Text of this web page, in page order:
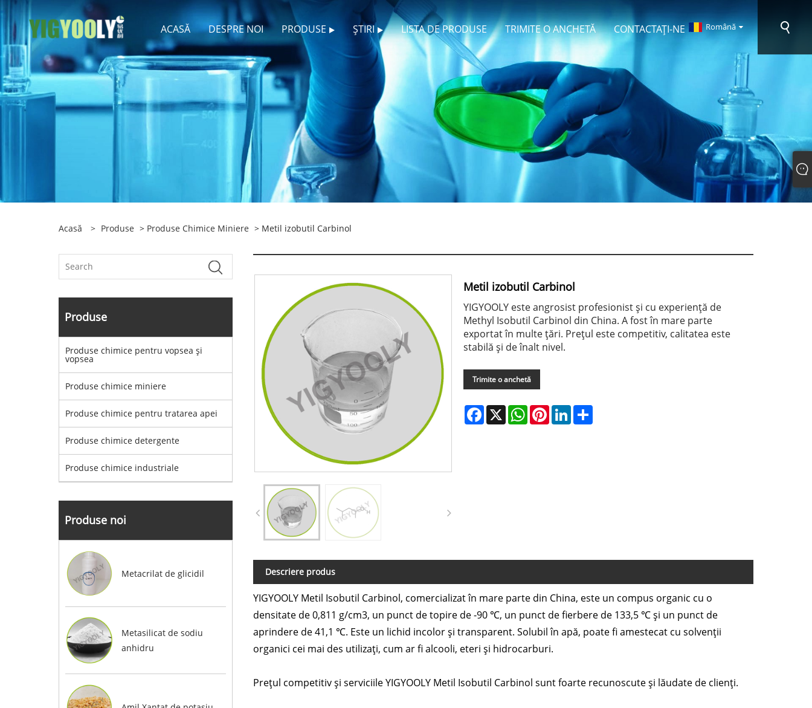
ACASĂ DESPRE NOI PRODUSE ȘTIRI LISTA DE PRODUSE TRIMITE O ANCHETĂ CONTACTAŢI-NE Română
Acasă > Produse > Produse Chimice Miniere > Metil izobutil Carbinol
Produse
Produse chimice pentru vopsea și
vopsea
Produse chimice miniere
Produse chimice pentru tratarea apei
Produse chimice detergente
Produse chimice industriale
Produse noi
Metacrilat de glicidil
Metasilicat de sodiu
anhidru
Metil izobutil Carbinol
YIGYOOLY este angrosist profesionist și cu experiență de
Methyl Isobutil Carbinol din China. A fost în mare parte
exportat în multe țări. Prețul este competitiv, calitatea este
stabilă și de înalt nivel.
Trimite o anchetă
Facebook
X WhatsAppPinterestLinkedInShare
Descriere produs
YIGYOOLY Metil Isobutil Carbinol, comercializat în mare parte din China, este un compus organic cu o
densitate de 0,811 g/cm3, un punct de topire de -90 ℃, un punct de fierbere de 133,5 ℃ și un punct de
aprindere de 41,1 ℃. Este un lichid incolor și transparent. Solubil în apă, poate fi amestecat cu solvenții
organici cei mai des utilizați, cum ar fi alcooli, eteri și hidrocarburi.
Prețul competitiv și serviciile YIGYOOLY Metil Isobutil Carbinol sunt foarte recunoscute și lăudate de clienți.